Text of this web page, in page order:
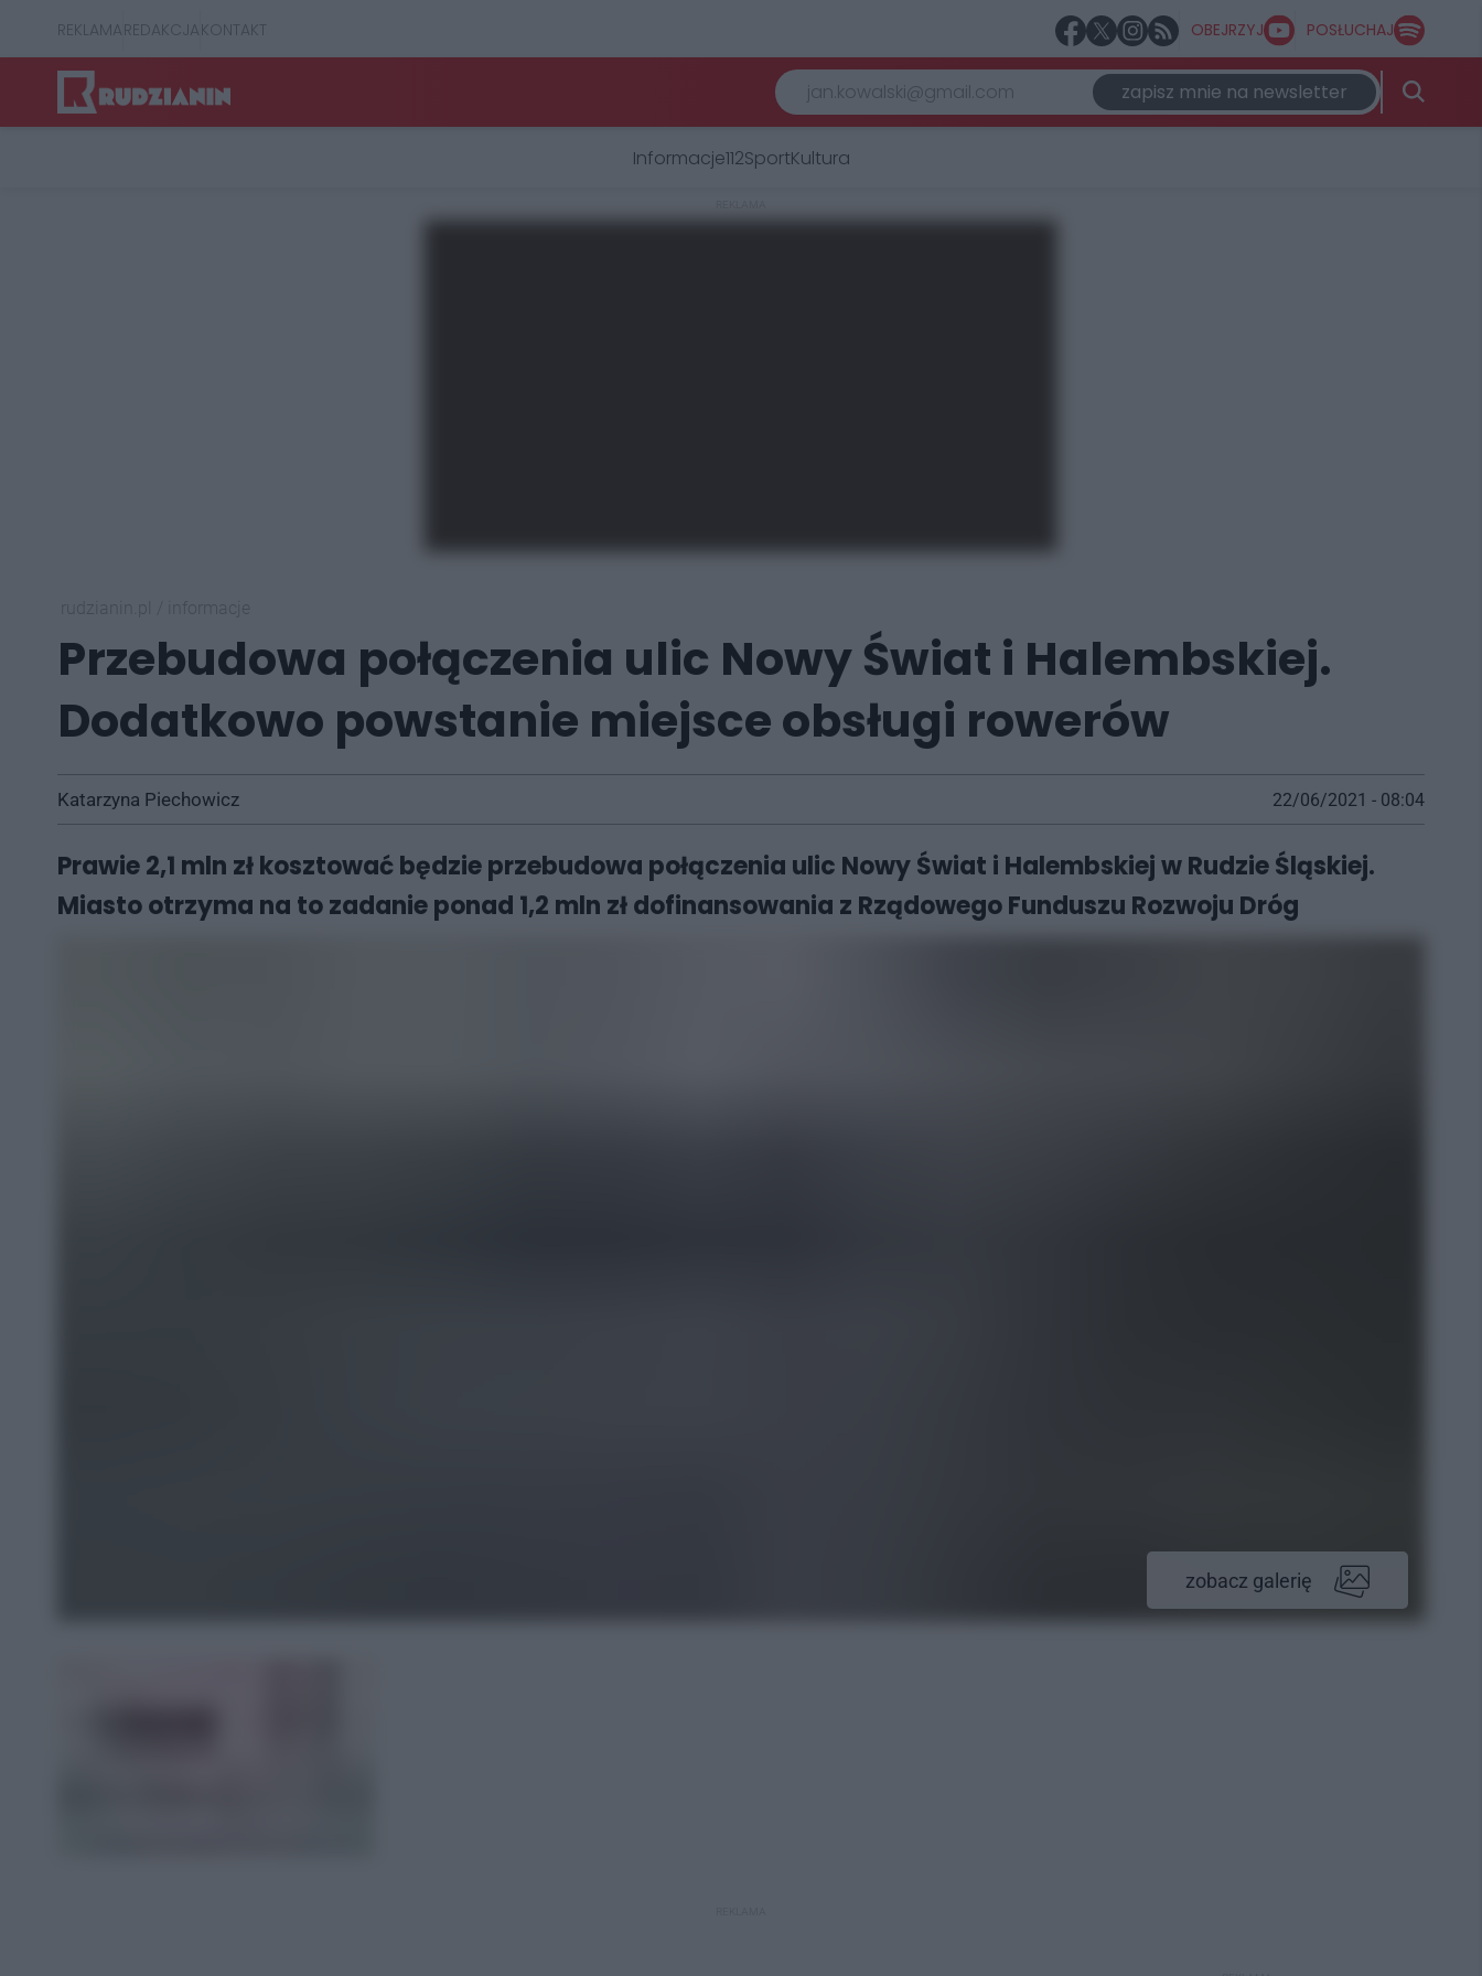
REKLAMAREDAKCJAKONTAKT OBEJRZYJ POSŁUCHAJ
zapisz mnie na newsletter
Informacje112SportKultura
Przebudowa połączenia ulic Nowy Świat i Halembskiej.
Dodatkowo powstanie miejsce obsługi rowerów
Katarzyna Piechowicz 22/06/2021 - 08:04
Prawie 2,1 mln zł kosztować będzie przebudowa połączenia ulic Nowy Świat i Halembskiej w Rudzie Śląskiej.
Miasto otrzyma na to zadanie ponad 1,2 mln zł dofinansowania z Rządowego Funduszu Rozwoju Dróg
zobacz galerię